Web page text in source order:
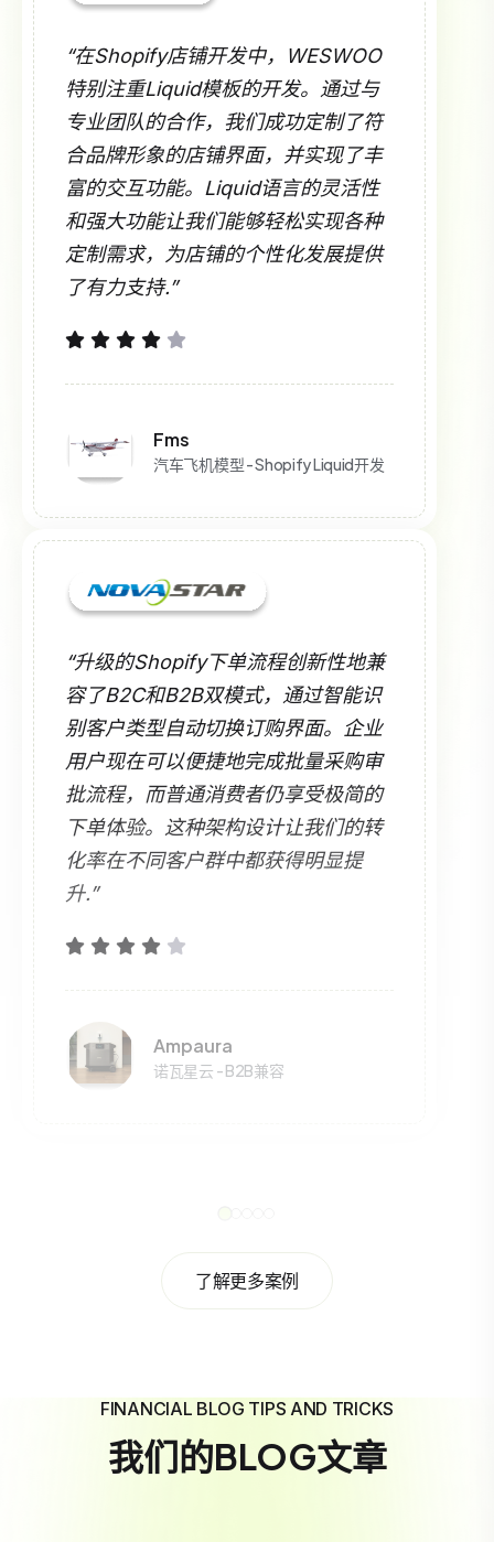
“在Shopify店铺开发中，WESWOO
特别注重Liquid模板的开发。通过与
专业团队的合作，我们成功定制了符
合品牌形象的店铺界面，并实现了丰
富的交互功能。Liquid语言的灵活性
和强大功能让我们能够轻松实现各种
定制需求，为店铺的个性化发展提供
了有力支持.”
Fms
汽车飞机模型 - Shopify Liquid开发
“升级的Shopify下单流程创新性地兼
容了B2C和B2B双模式，通过智能识
别客户类型自动切换订购界面。企业
用户现在可以便捷地完成批量采购审
批流程，而普通消费者仍享受极简的
下单体验。这种架构设计让我们的转
化率在不同客户群中都获得明显提
升.”
Ampaura
诺瓦星云 - B2B兼容
了解更多案例
FINANCIAL BLOG TIPS AND TRICKS
我们的BLOG文章